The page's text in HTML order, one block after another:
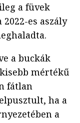
a füvek
es aszály
a buckák
mértékű
fátlan
ha a
a